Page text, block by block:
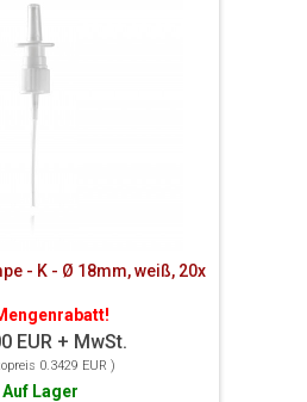
- K - Ø 18mm, weiß, 20x
EUR + MwSt.
0.3429 EUR )
Auf Lager